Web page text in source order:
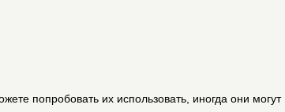
попробовать их использовать, иногда они могут